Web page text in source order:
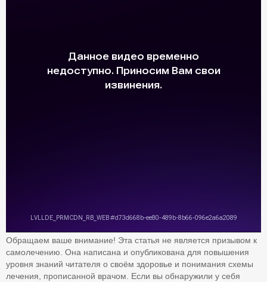
Обращаем ваше внимание! Эта статья не является призывом к
самолечению. Она написана и опубликована для повышения
уровня знаний читателя о своём здоровье и понимания схемы
лечения, прописанной врачом. Если вы обнаружили у себя